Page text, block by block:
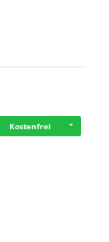
Kostenfrei